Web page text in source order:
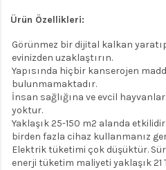
Ürün Özellikleri:
Görünmez bir dijital kalkan
evinizden uzaklaştırın.
Yapısında hiçbir kanserojen
bulunmamaktadır.
İnsan sağlığına ve evcil
yoktur.
Yaklaşık 25-150 m2 alanda
birden fazla cihaz kullanmanız
Elektrik tüketimi çok düşüktür.
enerji tüketim maliyeti yaklaşık 21